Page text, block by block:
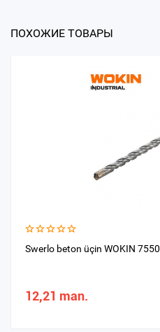
ПОХОЖИЕ ТОВАРЫ
Swerlo beton üçin WOKIN
12,21 man.